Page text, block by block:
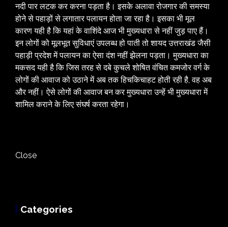
नदी पार लटक कर करना पड़ता है। इसके अलावा रोजगार की समस्या
होने से पहाड़ों से लगातार पलायन होता जा रहा है। इसका भी मूल
कारण यही है कि यहां के वाशिंदे आज भी मुख्यधारा से नहीं जुड़ पाए हैं।
इन लोगों को मूलभूत सुविधाएं उपलब्ध हो पाती तो शायद उत्तराखंड जैसी
पहाड़ी प्रदेश में पलायन का ऐसा दंश नहीं झेलना पड़ता। मुख्यधारा का
मकसद यही है कि जिस तरह से दबे कुचले शोषित वंचित कमजोर वर्ग के
लोगों की आवाज को उठाने में अब तक हिचकिचाहट होती रही है, वह अब
और नहीं। ऐसे लोगों की आवाज बन कर मुख्यधारा उन्हें भी मुख्यधारा में
शामिल कराने के लिए संघर्ष करता रहेगा।
Close
Categories